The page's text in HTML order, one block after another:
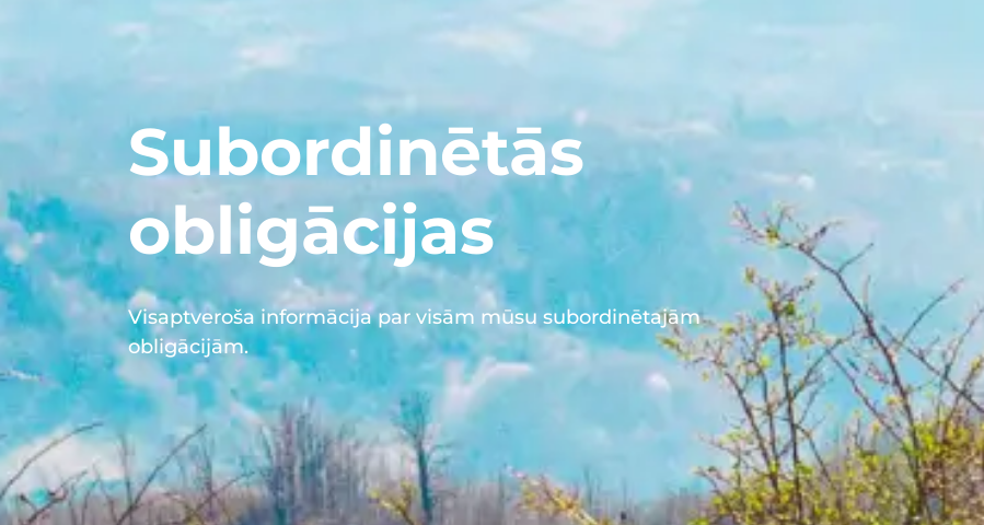
Subordinētās
obligācijas
Visaptveroša informācija par visām mūsu subordinētajām
obligācijām.